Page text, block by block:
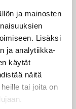
ja mainosten
Lisäksi
ja analytiikka-
käytät
näitä
tai joita on
Vaikka